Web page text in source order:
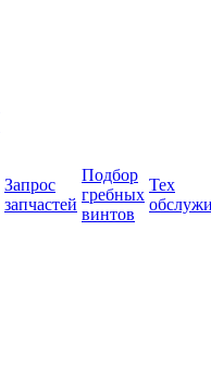
Запрос
запчастей
Подбор
гребных
винтов
Тех